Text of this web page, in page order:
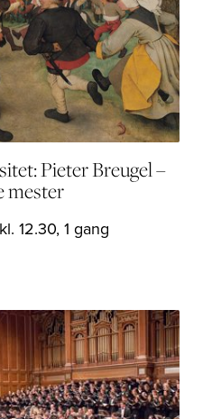
Pieter Breugel –
mester
12.30, 1 gang